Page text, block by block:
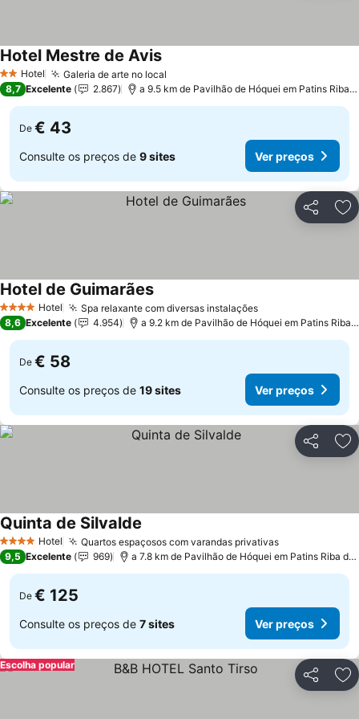
2 Estrelas
Hotel Galeria de arte no local
Hotel Mestre de Avis
8,7 Excelente 2.867 a 9.5 km de Pavilhão de Hóquei em Patins Riba de Ave Hóquei Clube
De € 43
Consulte os preços de 9 sites Ver preços
Partilhar
4 EstrelasHotel Spa relaxante com diversas instalações
Hotel de Guimarães
8,6 Excelente 4.954 a 9.2 km de Pavilhão de Hóquei em Patins Riba de Ave Hóquei Clube
De € 58
Consulte os preços de 19 sites Ver preços
Partilhar
4 EstrelasHotel Quartos espaçosos com varandas privativas
Quinta de Silvalde
9,5 Excelente 969 a 7.8 km de Pavilhão de Hóquei em Patins Riba de Ave Hóquei Clube
De € 125
Consulte os preços de 7 sites Ver preços
Partilhar
Escolha popular